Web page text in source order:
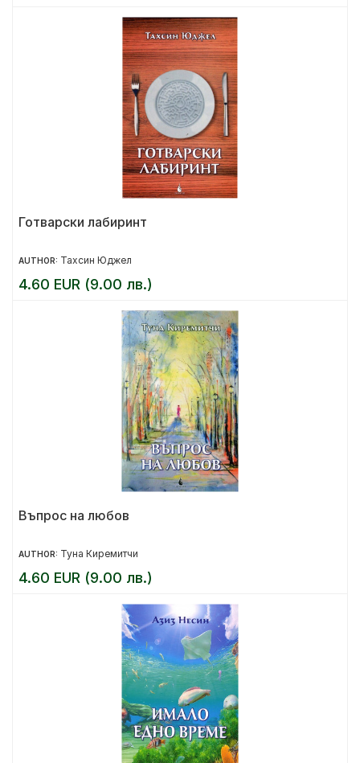
Готварски лабиринт
AUTHOR: Тахсин Юджел
4.60 EUR (9.00 лв.)
Въпрос на любов
AUTHOR: Туна Киремитчи
4.60 EUR (9.00 лв.)